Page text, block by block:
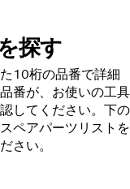
探す
10桁の品番で詳細
番が、お使いの工具
してください。下の
ペアパーツリストを
さい。